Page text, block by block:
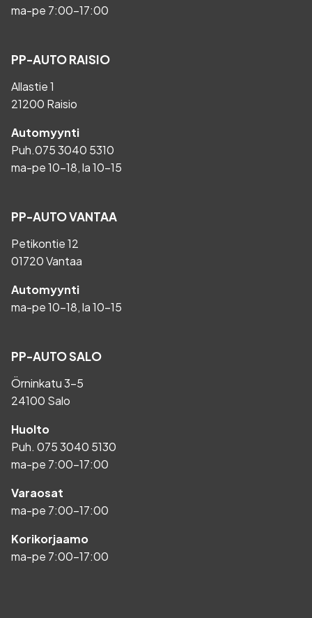
ma-pe 7:00-17:00
PP-AUTO RAISIO
Allastie 1
21200 Raisio
Automyynti
Puh.075 3040 5310
ma-pe 10-18, la 10-15
PP-AUTO VANTAA
Petikontie 12
01720 Vantaa
Automyynti
ma-pe 10-18, la 10-15
PP-AUTO SALO
Örninkatu 3-5
24100 Salo
Huolto
Puh. 075 3040 5130
ma-pe 7:00-17:00
Varaosat
ma-pe 7:00-17:00
Korikorjaamo
ma-pe 7:00-17:00